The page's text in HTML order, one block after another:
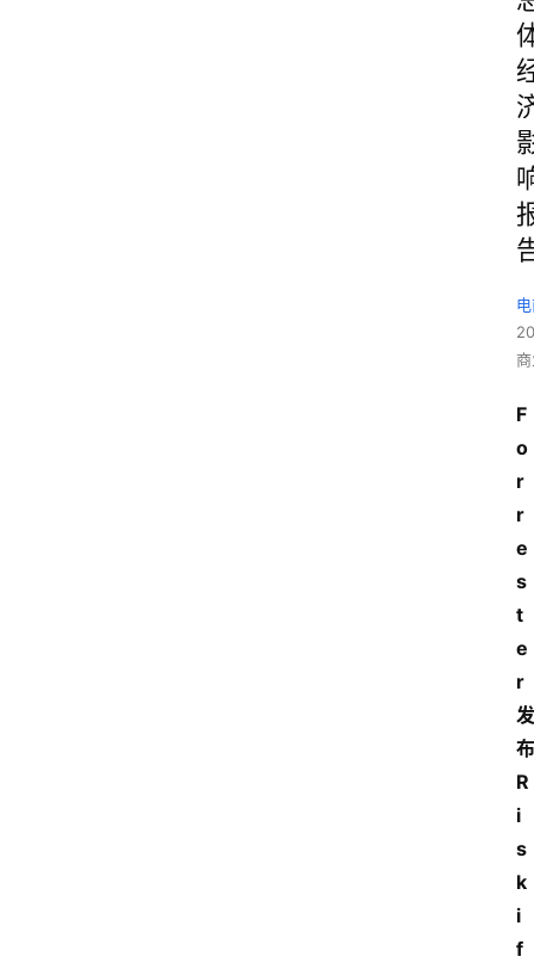
F
o
r
r
e
s
t
e
r
发
布
R
i
s
k
i
f